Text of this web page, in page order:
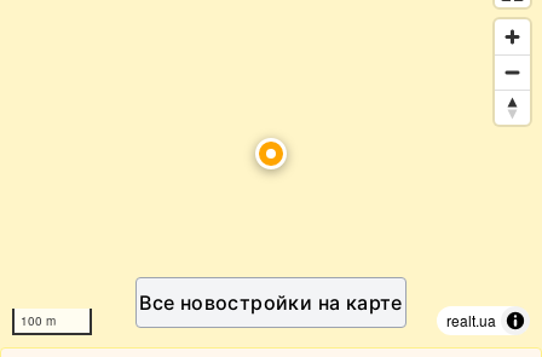
100 m realt.ua
Все новостройки на карте